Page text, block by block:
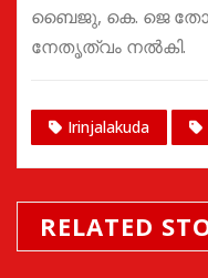
ബൈജു, കെ. ജെ
നേതൃത്വം നൽകി.
Irinjalakuda
RELATED